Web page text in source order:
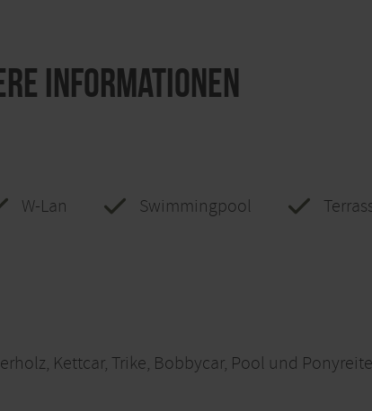
Informationen
W-Lan Swimmingpool
Kettcar, Trike, Bobbycar, Pool und